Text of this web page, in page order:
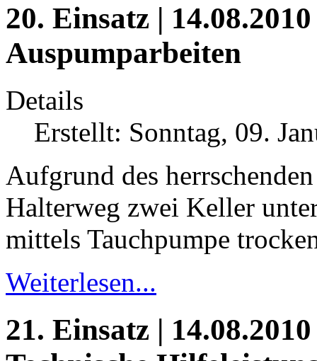
20. Einsatz |
Auspumparbeiten
Details
Erstellt: Sonntag, 09.
Aufgrund des
Halterweg zwei Keller
mittels Tauchpumpe
Weiterlesen...
21. Einsatz |